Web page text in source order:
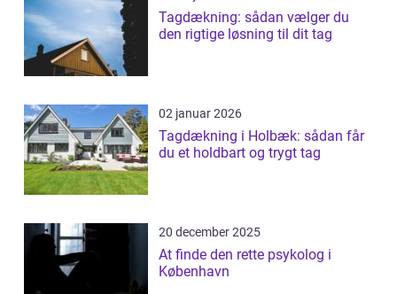
Tagdækning: sådan vælger du
den rigtige løsning til dit tag
02 januar 2026
Tagdækning i Holbæk: sådan får
du et holdbart og trygt tag
20 december 2025
At finde den rette psykolog i
København